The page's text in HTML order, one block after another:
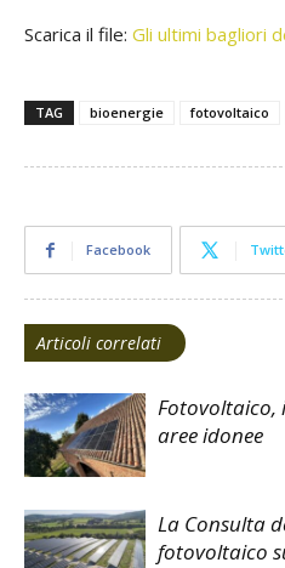
Scarica il file: Gli ultimi bagliori
TAG bioenergie fotovoltaico
Facebook
Articoli correlati
Fotovoltaico,
aree idonee
La Consulta
fotovoltaico